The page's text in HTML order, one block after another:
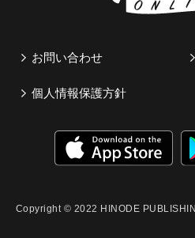
お問い合わせ
個人情報保護方針
Copyright © 2022 HINODE